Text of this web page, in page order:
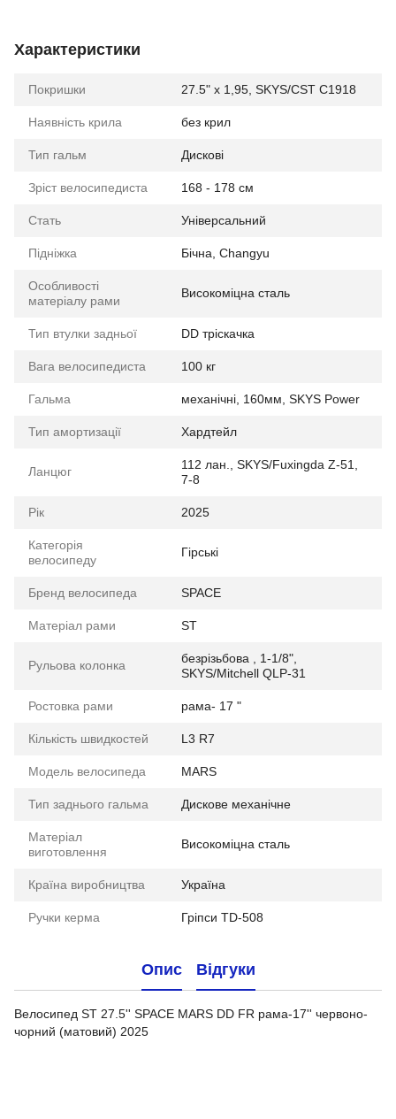
Характеристики
Покришки 27.5" x 1,95, SKYS/CST C1918
Наявність крила без крил
Тип гальм Дискові
Зріст велосипедиста 168 - 178 см
Стать Універсальний
Підніжка Бічна, Changyu
Особливості
матеріалу рами
Високоміцна сталь
Тип втулки задньої DD тріскачка
Вага велосипедиста 100 кг
Гальма механічні, 160мм, SKYS Power
Тип амортизації Хардтейл
Ланцюг
112 лан., SKYS/Fuxingda Z-51,
7-8
Рік 2025
Категорія
велосипеду
Гірські
Бренд велосипеда SPACE
Матеріал рами ST
Рульова колонка
безрізьбова , 1-1/8",
SKYS/Mitchell QLP-31
Ростовка рами рама- 17 "
Кількість швидкостей L3 R7
Модель велосипеда MARS
Тип заднього гальма Дискове механічне
Матеріал
виготовлення
Високоміцна сталь
Країна виробництва Україна
Ручки керма Гріпси TD-508
Опис Відгуки
Велосипед ST 27.5'' SPACE MARS DD FR рама-17'' червоно-
чорний (матовий) 2025